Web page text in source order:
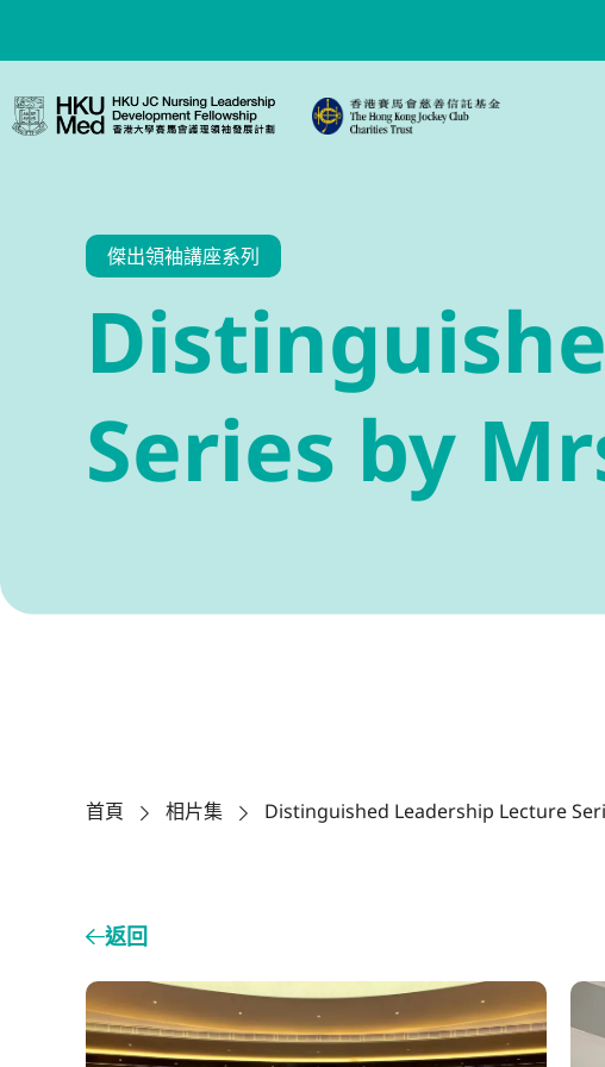
傑出領袖講座系列
Series by
首頁 相片集 Distinguished Leadership Lecture
返回